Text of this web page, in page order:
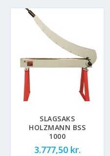
SLAGSAKS
HOLZMANN BSS
1000
3.777,50 kr.